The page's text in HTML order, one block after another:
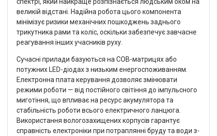
великій відстані. Надійна робота цього компонента
мінімізує ризики механічних пошкоджень заднього
трикутника рами та коліс, оскільки забезпечує завчасне
реагування інших учасників руху.
Сучасні прилади базуються на COB-матрицях або
потужних LED-діодах з низьким енергоспоживанням.
Електронна плата керування дозволяє змінювати
режими роботи — від постійного світіння до імпульсного
миготіння, що впливає на ресурс акумулятора та
стабільність роботи всього електричного ланцюга.
Використання вологозахищених корпусів гарантує
справність електроніки при потраплянні бруду та води з-